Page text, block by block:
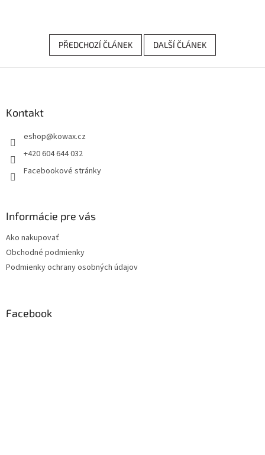
PŘEDCHOZÍ ČLÁNEK DALŠÍ ČLÁNEK
Kontakt
eshop@kowax.cz
+420 604 644 032
Facebookové stránky
Informácie pre vás
Ako nakupovať
Obchodné podmienky
Podmienky ochrany osobných údajov
Facebook